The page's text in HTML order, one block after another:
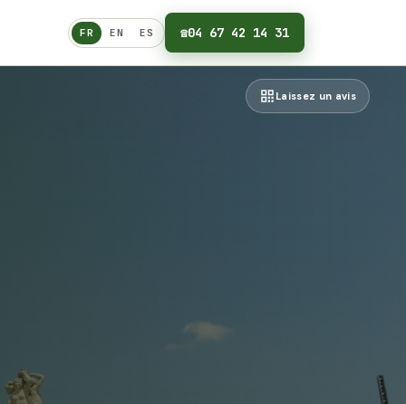
Français
FR EN ES ☎04 67 42 14 31
Laissez un avis